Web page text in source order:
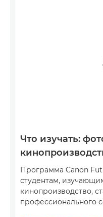
Что изучать:
Программа Canon
студентам,
кинопроизводство,
профессионального